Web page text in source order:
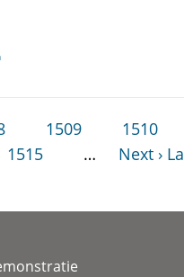
1509 1510
1515 … Next ›